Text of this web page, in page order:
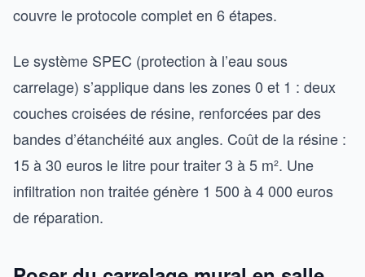
couvre le protocole complet en 6 étapes.
Le système SPEC (protection à l’eau sous
carrelage) s’applique dans les zones 0 et 1 : deux
couches croisées de résine, renforcées par des
bandes d’étanchéité aux angles. Coût de la résine :
15 à 30 euros le litre pour traiter 3 à 5 m². Une
infiltration non traitée génère 1 500 à 4 000 euros
de réparation.